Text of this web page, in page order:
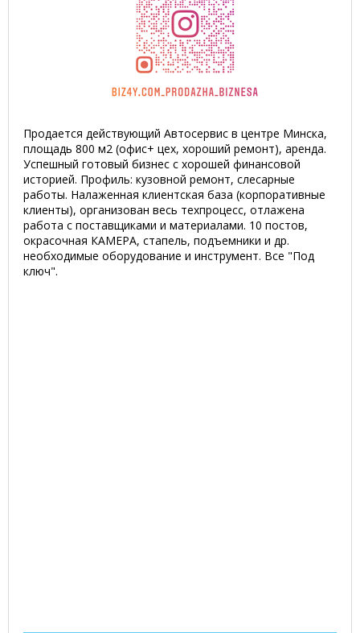
Продается действующий Автосервис в центре Минска,
площадь 800 м2 (офис+ цех, хороший ремонт), аренда.
Успешный готовый бизнес с хорошей финансовой
историей. Профиль: кузовной ремонт, слесарные
работы. Налаженная клиентская база (корпоративные
клиенты), организован весь техпроцесс, отлажена
работа с поставщиками и материалами. 10 постов,
окрасочная КАМЕРА, стапель, подъемники и др.
необходимые оборудование и инструмент. Все "Под
ключ".